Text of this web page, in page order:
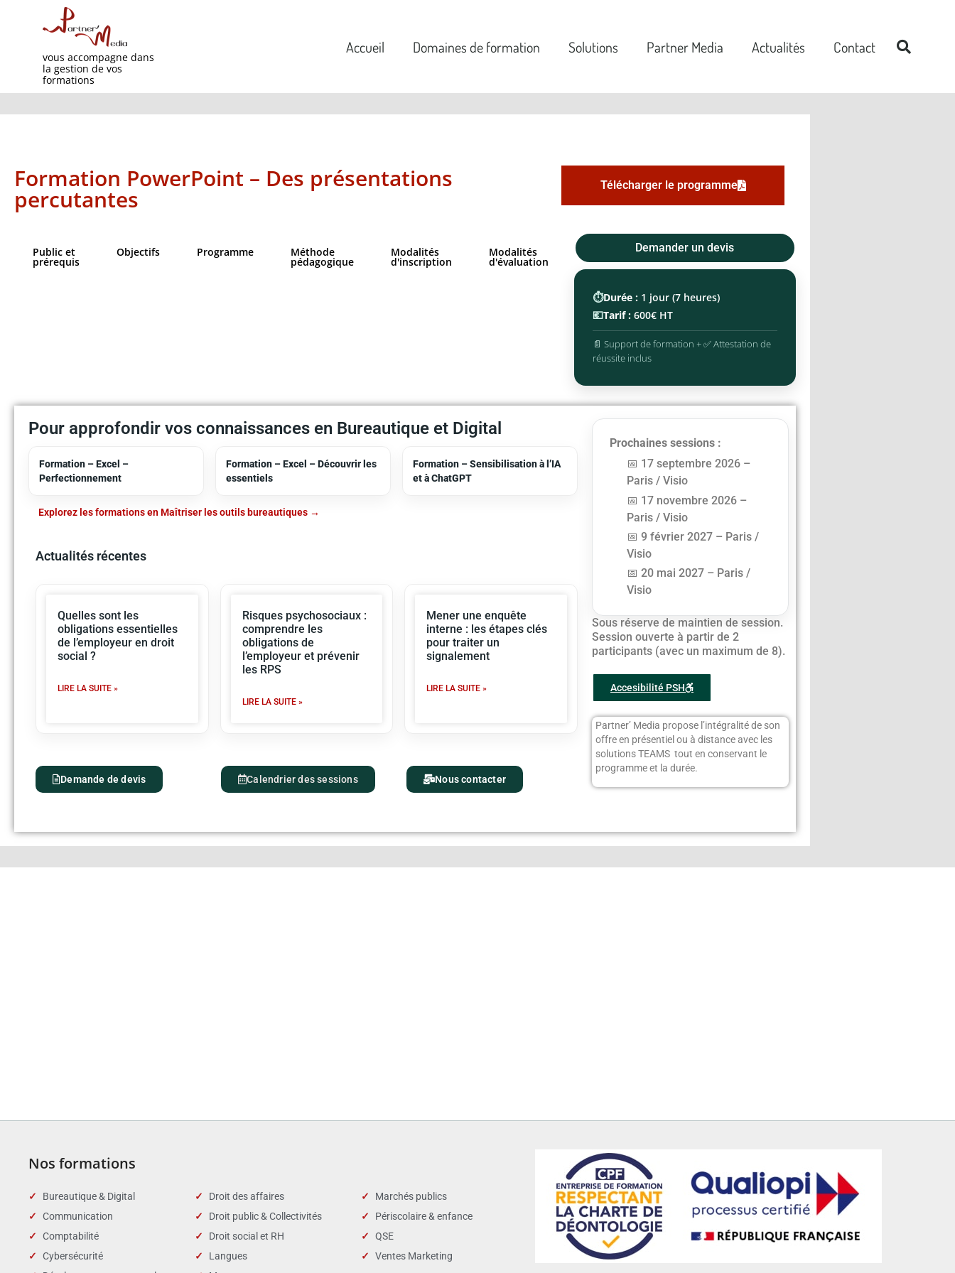
vous accompagne dans
la gestion de vos
formations
Accueil Domaines de formation Solutions Partner Media Actualités Contact
Formation PowerPoint – Des présentations
percutantes Télécharger le programme
Public et
prérequis
Objectifs​ Programme Méthode
pédagogique
Modalités
d'inscription
Modalités
d'évaluation
Demander un devis
⏱️Durée : 1 jour (7 heures)
💶Tarif : 600€ HT
📄 Support de formation + ✅ Attestation de
réussite inclus
Pour approfondir vos connaissances en Bureautique et Digital
Formation – Excel –
Perfectionnement
Formation – Excel – Découvrir les
essentiels
Formation – Sensibilisation à l’IA
et à ChatGPT
Explorez les formations en Maîtriser les outils bureautiques
Actualités récentes
Quelles sont les
obligations essentielles
de l’employeur en droit
social ?
LIRE LA SUITE »
Risques psychosociaux :
comprendre les
obligations de
l’employeur et prévenir
les RPS
LIRE LA SUITE »
Mener une enquête
interne : les étapes clés
pour traiter un
signalement
LIRE LA SUITE »
Demande de devis Calendrier des sessions Nous contacter
Prochaines sessions :
17 septembre 2026 –
Paris / Visio
17 novembre 2026 –
Paris / Visio
9 février 2027 – Paris /
Visio
20 mai 2027 – Paris /
Visio
Sous réserve de maintien de session.
Session ouverte à partir de 2
participants (avec un maximum de 8).
Accesibilité PSH
Partner’ Media propose l’intégralité de son
offre en présentiel ou à distance avec les
solutions TEAMS tout en conservant le
programme et la durée.
Nos formations
Bureautique & Digital
Communication
Comptabilité
Cybersécurité
Droit des affaires
Droit public & Collectivités
Droit social et RH
Langues
Marchés publics
Périscolaire & enfance
QSE
Ventes Marketing